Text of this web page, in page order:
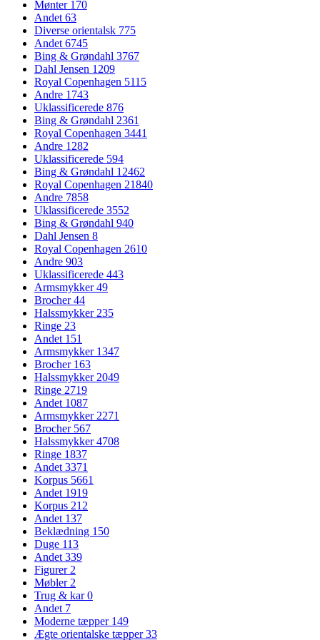
Mønter 170
Andet63
Diverse orientalsk 775
Andet6745
Bing & Grøndahl 3767
Dahl Jensen 1209
Royal Copenhagen 5115
Andre 1743
Uklassificerede 876
Bing & Grøndahl 2361
Royal Copenhagen 3441
Andre 1282
Uklassificerede 594
Bing & Grøndahl 12462
Royal Copenhagen 21840
Andre 7858
Uklassificerede 3552
Bing & Grøndahl 940
Dahl Jensen 8
Royal Copenhagen 2610
Andre 903
Uklassificerede 443
Armsmykker49
Brocher44
Halssmykker235
Ringe 23
Andet 151
Armsmykker 1347
Brocher 163
Halssmykker2049
Ringe 2719
Andet 1087
Armsmykker2271
Brocher 567
Halssmykker4708
Ringe 1837
Andet3371
Korpus 5661
Andet 1919
Korpus 212
Andet 137
Beklædning 150
Duge 113
Andet339
Figurer2
Møbler2
Trug & kar0
Andet 7
Moderne tæpper 149
Ægte orientalske tæpper33